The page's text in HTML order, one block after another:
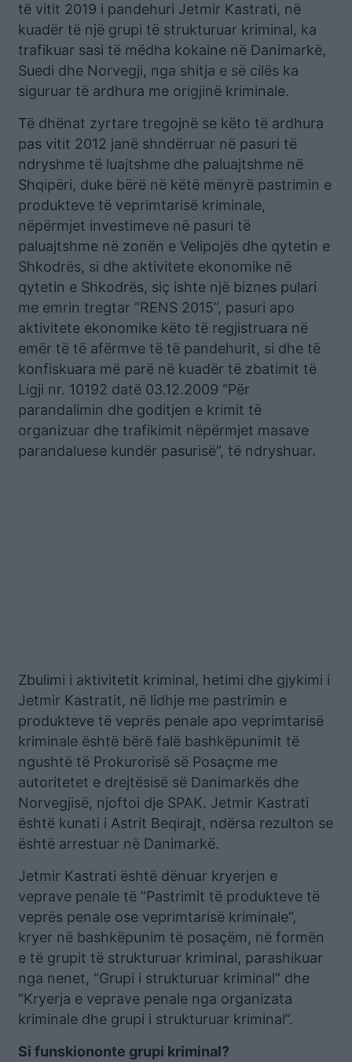
të vitit 2019 i pandehuri Jetmir Kastrati, në
kuadër të një grupi të strukturuar kriminal, ka
trafikuar sasi të mëdha kokaine në Danimarkë,
Suedi dhe Norvegji, nga shitja e së cilës ka
siguruar të ardhura me origjinë kriminale.
Të dhënat zyrtare tregojnë se këto të ardhura
pas vitit 2012 janë shndërruar në pasuri të
ndryshme të luajtshme dhe paluajtshme në
Shqipëri, duke bërë në këtë mënyrë pastrimin e
produkteve të veprimtarisë kriminale,
nëpërmjet investimeve në pasuri të
paluajtshme në zonën e Velipojës dhe qytetin e
Shkodrës, si dhe aktivitete ekonomike në
qytetin e Shkodrës, siç ishte një biznes pulari
me emrin tregtar “RENS 2015”, pasuri apo
aktivitete ekonomike këto të regjistruara në
emër të të afërmve të të pandehurit, si dhe të
konfiskuara më parë në kuadër të zbatimit të
Ligji nr. 10192 datë 03.12.2009 “Për
parandalimin dhe goditjen e krimit të
organizuar dhe trafikimit nëpërmjet masave
parandaluese kundër pasurisë”, të ndryshuar.
Zbulimi i aktivitetit kriminal, hetimi dhe gjykimi i
Jetmir Kastratit, në lidhje me pastrimin e
produkteve të veprës penale apo veprimtarisë
kriminale është bërë falë bashkëpunimit të
ngushtë të Prokurorisë së Posaçme me
autoritetet e drejtësisë së Danimarkës dhe
Norvegjisë, njoftoi dje SPAK. Jetmir Kastrati
është kunati i Astrit Beqirajt, ndërsa rezulton se
është arrestuar në Danimarkë.
Jetmir Kastrati është dënuar kryerjen e
veprave penale të “Pastrimit të produkteve të
veprës penale ose veprimtarisë kriminale”,
kryer në bashkëpunim të posaçëm, në formën
e të grupit të strukturuar kriminal, parashikuar
nga nenet, “Grupi i strukturuar kriminal” dhe
“Kryerja e veprave penale nga organizata
kriminale dhe grupi i strukturuar kriminal”.
Si funskiononte grupi kriminal?